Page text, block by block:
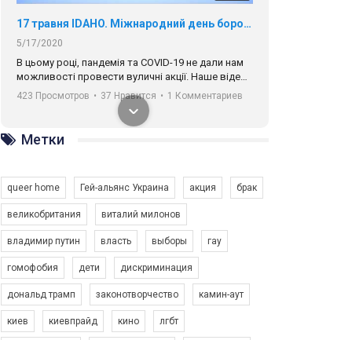
17 травня IDAHO. Міжнародний день боротьби з гомофобією трансфобією і біфобія.
5/17/2020
В цьому році, пандемія та COVІD-19 не дали нам
можливості провести вуличні акції. Наше відео-
звернення про те, що навіть коли ми у різних
містах та не можемо зустрінеться, ми разом. Ми
закликаємо всіх хто поділяє цінності рівності та
солідарності, приєднатися до нас. Регіональні
підрозділи ГАУ є в 16 областях України.
423 Просмотров • 37 Нравится • 1 Комментариев
Зупинимо насильство проти ЛГБТ в Україні! Stop violence against LGBT in Ukraine!
Емоційний та вражаючий промо-ролік на
Метки
queer home Гей-альянс Украина акция брак
великобритания виталий милонов
владимир путин власть выборы гау
гомофобия дети дискриминация
дональд трамп законотворчество камин-аут
киев киевпрайд кино лгбт